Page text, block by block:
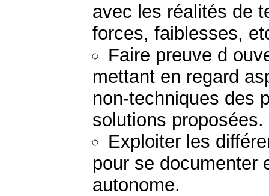
avec les réalités de
forces, faiblesses,
Faire preuve d
mettant en regard
non-techniques des
solutions proposées.
Exploiter les
pour se documenter
autonome.